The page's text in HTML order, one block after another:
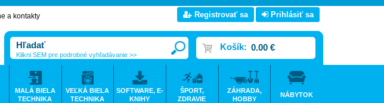
a kontakty
Registrovať sa Prihlásiť sa
Košík: 0.00 €
Klikni SEM pre podrobné vyhľadávanie >>
MALÁ BIELA
TECHNIKA
VEĽKÁ BIELA
TECHNIKA
SOFTWARE, E-
KNIHY
ŠPORT,
ZDRAVIE
ZÁHRADA,
HOBBY
NÁBYTOK